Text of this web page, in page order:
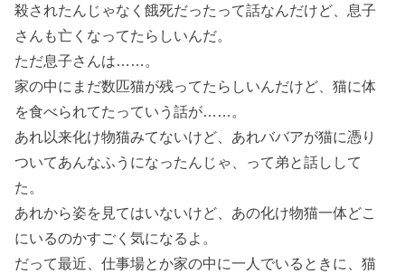
殺されたんじゃなく餓死だったって話なんだけど、息子
さんも亡くなってたらしいんだ。
ただ息子さんは……。
家の中にまだ数匹猫が残ってたらしいんだけど、猫に体
を食べられてたっていう話が……。
あれ以来化け物猫みてないけど、あれババアが猫に憑り
ついてあんなふうになったんじゃ、って弟と話しして
た。
あれから姿を見てはいないけど、あの化け物猫一体どこ
にいるのかすごく気になるよ。
だって最近、仕事場とか家の中に一人でいるときに、猫